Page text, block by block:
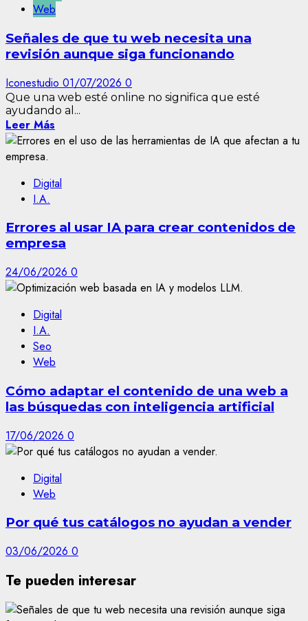
Web
Señales de que tu web necesita una
revisión aunque siga funcionando
Iconestudio 01/07/2026 0
Que una web esté online no significa que esté
ayudando al...
Leer Más
Digital
I.A.
Errores al usar IA para crear contenidos de
empresa
24/06/2026 0
Digital
I.A.
Seo
Web
Cómo adaptar el contenido de una web a
las búsquedas con inteligencia artificial
17/06/2026 0
Digital
Web
Por qué tus catálogos no ayudan a vender
03/06/2026 0
Te pueden interesar